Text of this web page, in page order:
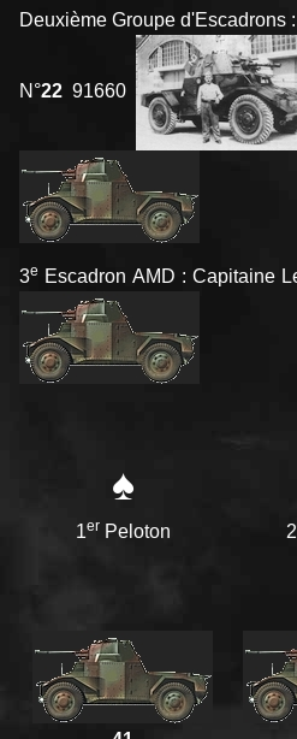
Deuxième Groupe d'Escadrons
N°22 91660
3e Escadron AMD :
♠
1er Peloton 2